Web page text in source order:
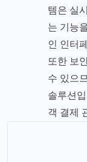
템은 실
는 기능
인 인터
또한 보
수 있으
솔루션
객 결제